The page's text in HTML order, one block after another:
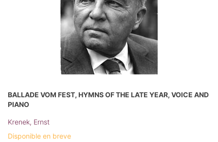
BALLADE VOM FEST, HYMNS OF THE LATE YEAR, VOICE AND
PIANO
Krenek, Ernst
Disponible en breve